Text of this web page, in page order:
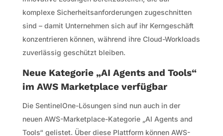
komplexe Sicherheitsanforderungen zugeschnitten
sind – damit Unternehmen sich auf ihr Kerngeschäft
konzentrieren können, während ihre Cloud-Workloads
zuverlässig geschützt bleiben.
Neue Kategorie „AI Agents and Tools“
im AWS Marketplace verfügbar
Die SentinelOne-Lösungen sind nun auch in der
neuen AWS-Marketplace-Kategorie „AI Agents and
Tools“ gelistet. Über diese Plattform können AWS-